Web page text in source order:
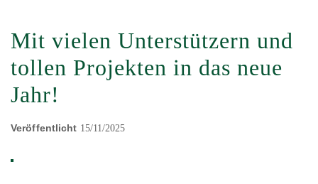
Mit vielen Unterstützern und
tollen Projekten in das neue
Jahr!
Veröffentlicht 15/11/2025